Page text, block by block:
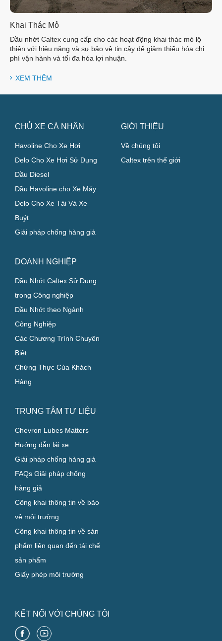
Khai Thác Mỏ
Dầu nhớt Caltex cung cấp cho các hoạt động khai thác mỏ lộ
thiên với hiệu năng và sự bảo vệ tin cậy để giảm thiểu hóa chi
phí vận hành và tối đa hóa lợi nhuận.
XEM THÊM
CHỦ XE CÁ NHÂN
Havoline Cho Xe Hơi
Delo Cho Xe Hơi Sử Dụng
Dầu Diesel
Dầu Havoline cho Xe Máy
Delo Cho Xe Tải Và Xe
Buýt
Giải pháp chống hàng giả
DOANH NGHIỆP
Dầu Nhớt Caltex Sử Dụng
trong Công nghiệp
Dầu Nhớt theo Ngành
Công Nghiệp
Các Chương Trình Chuyên
Biệt
Chứng Thực Của Khách
Hàng
TRUNG TÂM TƯ LIỆU
Chevron Lubes Matters
Hướng dẫn lái xe
Giải pháp chống hàng giả
FAQs Giải pháp chống
hàng giả
Công khai thông tin về bảo
vệ môi trường
Công khai thông tin về sản
phẩm liên quan đến tái chế
sản phẩm
Giấy phép môi trường
GIỚI THIỆU
Về chúng tôi
Caltex trên thế giới
KẾT NỐI VỚI CHÚNG TÔI